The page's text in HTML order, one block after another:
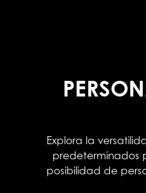
Explora la
predeterminados
posibilidad de